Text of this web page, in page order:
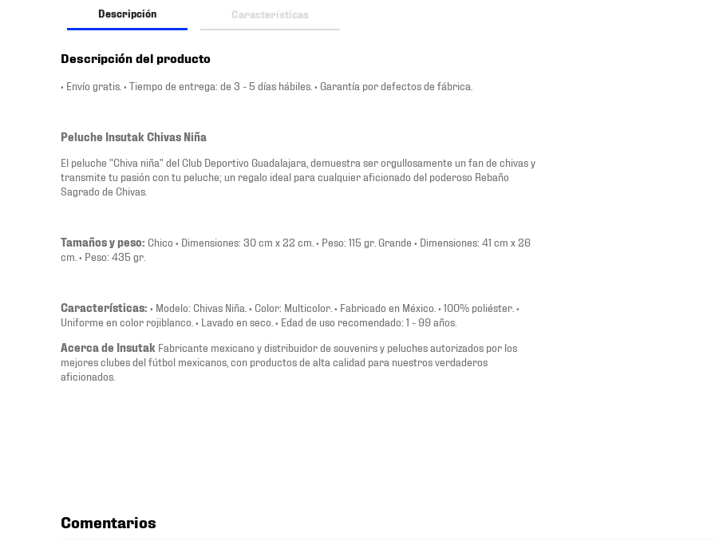
Descripción Características
Descripción del producto
• Envío gratis. • Tiempo de entrega: de 3 - 5 días hábiles. • Garantía por defectos de fábrica.
Peluche Insutak Chivas Niña
El peluche "Chiva niña" del Club Deportivo Guadalajara, demuestra ser orgullosamente un fan de chivas y
transmite tu pasión con tu peluche; un regalo ideal para cualquier aficionado del poderoso Rebaño
Sagrado de Chivas.
Tamaños y peso: Chico • Dimensiones: 30 cm x 22 cm. • Peso: 115 gr. Grande • Dimensiones: 41 cm x 26
cm. • Peso: 435 gr.
Características: • Modelo: Chivas Niña. • Color: Multicolor. • Fabricado en México. • 100% poliéster. •
Uniforme en color rojiblanco. • Lavado en seco. • Edad de uso recomendado: 1 - 99 años.
Acerca de Insutak Fabricante mexicano y distribuidor de souvenirs y peluches autorizados por los
mejores clubes del fútbol mexicanos, con productos de alta calidad para nuestros verdaderos
aficionados.
Comentarios